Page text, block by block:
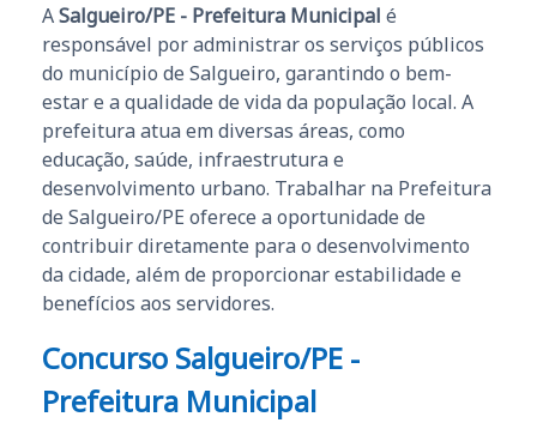
ASalgueiro/PE - Prefeitura Municipal é
responsável por administrar os serviços públicos
do município de Salgueiro, garantindo o bem-
estar e a qualidade de vida da população local. A
prefeitura atua em diversas áreas, como
educação, saúde, infraestrutura e
desenvolvimento urbano. Trabalhar na Prefeitura
de Salgueiro/PE oferece a oportunidade de
contribuir diretamente para o desenvolvimento
da cidade, além de proporcionar estabilidade e
benefícios aos servidores.
Concurso Salgueiro/PE -
Prefeitura Municipal